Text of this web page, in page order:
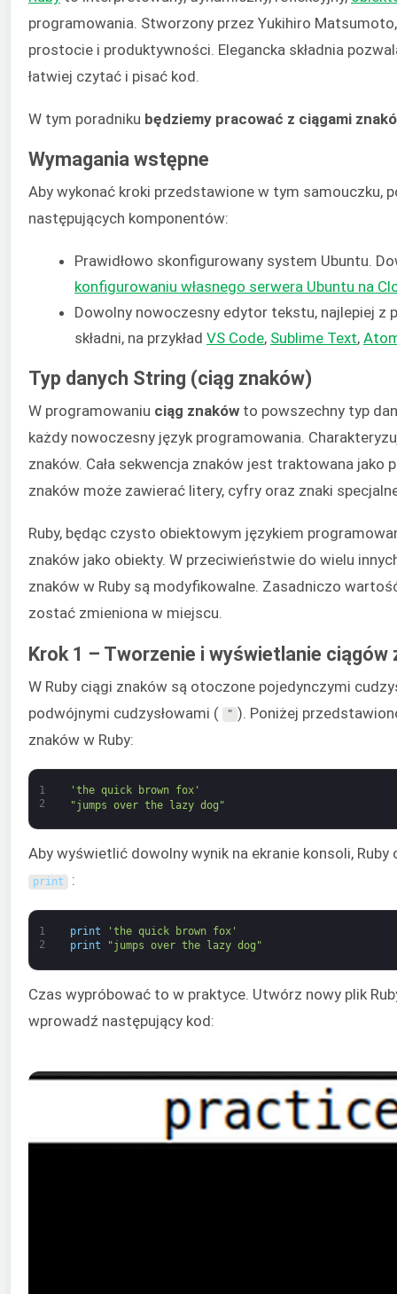
programowania. Stworzony przez Yukihiro Matsumoto,
prostocie i produktywności. Elegancka składnia
łatwiej czytać i pisać kod.
W tym poradniku będziemy pracować z ciągami
Wymagania wstępne
Aby wykonać kroki przedstawione w tym samouczku,
następujących komponentów:
Prawidłowo skonfigurowany system Ubuntu.
konfigurowaniu własnego serwera Ubuntu na
Dowolny nowoczesny edytor tekstu, najlepiej z
składni, na przykład VS Code, Sublime Text,
Typ danych String (ciąg znaków)
W programowaniu ciąg znaków to powszechny typ
każdy nowoczesny język programowania.
znaków. Cała sekwencja znaków jest traktowana jako
znaków może zawierać litery, cyfry oraz znaki
Ruby, będąc czysto obiektowym językiem
znaków jako obiekty. W przeciwieństwie do wielu
znaków w Ruby są modyfikowalne. Zasadniczo
zostać zmieniona w miejscu.
Krok 1 – Tworzenie i wyświetlanie ciągów
W Ruby ciągi znaków są otoczone pojedynczymi
podwójnymi cudzysłowami (
" ). Poniżej
znaków w Ruby:
1
2
'the quick brown fox'
"jumps over the lazy dog"
Aby wyświetlić dowolny wynik na ekranie konsoli,
print :
1
2
print
'the quick brown fox'
print
"jumps over the lazy dog"
Czas wypróbować to w praktyce. Utwórz nowy plik
wprowadź następujący kod: